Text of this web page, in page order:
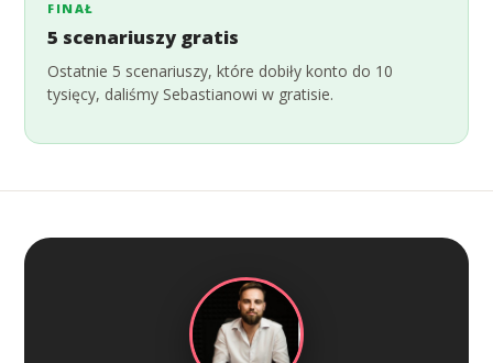
FINAŁ
5 scenariuszy gratis
Ostatnie 5 scenariuszy, które dobiły konto do 10
tysięcy, daliśmy Sebastianowi w gratisie.